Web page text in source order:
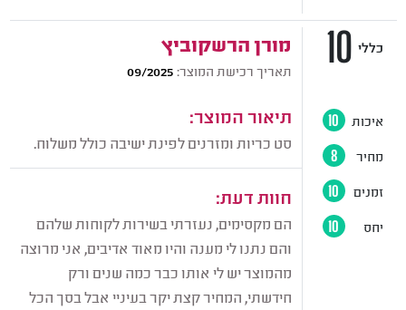
מורן הרשקוביץ
תאריך רכישת המוצר: 09/2025
תיאור המוצר:
סט כריות ומזרנים לפינת ישיבה כולל משלוח.
חוות דעת:
הם מקסימים, נעזרתי בשירות לקוחות שלהם
והם נתנו לי מענה והיו מאוד אדיבים, אני מרוצה
מהמוצר יש לי אותו כבר כמה שנים ורק
חידשתי, המחיר קצת יקר בעיניי אבל בסך הכל
10 כללי
איכות 10
מחיר 8
זמנים 10
יחס 10